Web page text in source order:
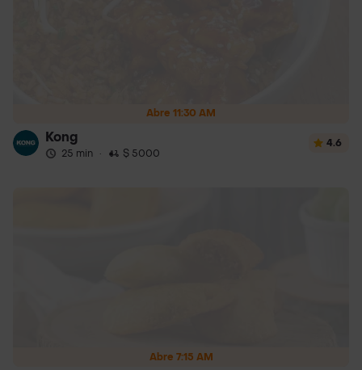
Abre 11:30 AM
Kong
25 min · $ 5000
4.6
Abre 7:15 AM